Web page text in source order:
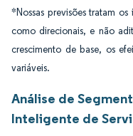
*Nossas previsões tratam
como direcionais, e não
crescimento de base, os
variáveis.
Análise de
Inteligente de